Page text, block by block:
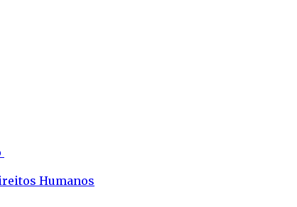
Humanos